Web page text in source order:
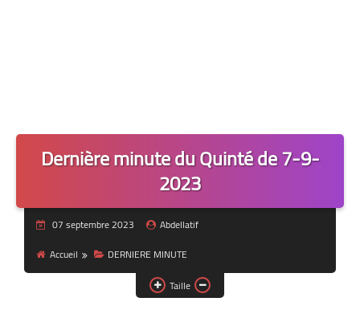
Dernière minute du Quinté de 7-9-
2023
07 septembre 2023
Abdellatif
Accueil
DERNIERE MINUTE
Taille